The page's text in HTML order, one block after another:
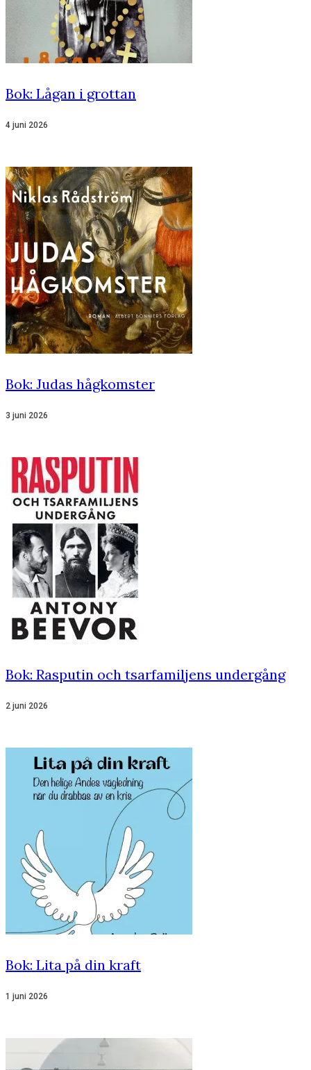
Bok: Lågan i grottan
4 juni 2026
Bok: Judas hågkomster
3 juni 2026
Bok: Rasputin och tsarfamiljens undergång
2 juni 2026
Bok: Lita på din kraft
1 juni 2026